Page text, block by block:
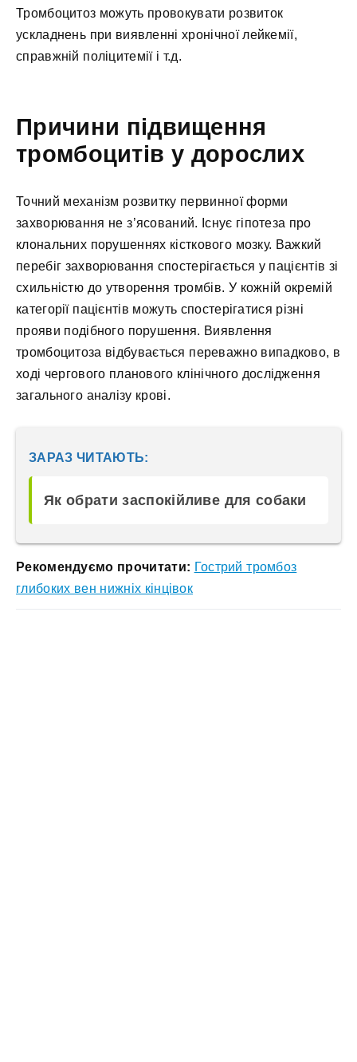
Тромбоцитоз можуть провокувати розвиток
ускладнень при виявленні хронічної лейкемії,
справжній поліцитемії і т.д.
Причини підвищення
тромбоцитів у дорослих
Точний механізм розвитку первинної форми
захворювання не з’ясований. Існує гіпотеза про
клональних порушеннях кісткового мозку. Важкий
перебіг захворювання спостерігається у пацієнтів зі
схильністю до утворення тромбів. У кожній окремій
категорії пацієнтів можуть спостерігатися різні
прояви подібного порушення. Виявлення
тромбоцитоза відбувається переважно випадково, в
ході чергового планового клінічного дослідження
загального аналізу крові.
ЗАРАЗ ЧИТАЮТЬ:
Як обрати заспокійливе для собаки
Рекомендуємо прочитати: Гострий тромбоз
глибоких вен нижніх кінцівок